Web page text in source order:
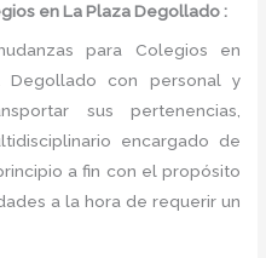
en La Plaza Degollado :
para Colegios en
con personal y
sus pertenencias,
encargado de
a fin con el propósito
a la hora de requerir un